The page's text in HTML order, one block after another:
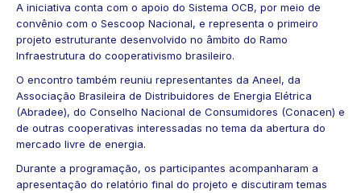
A iniciativa conta com o apoio do Sistema OCB, por meio de
convênio com o Sescoop Nacional, e representa o primeiro
projeto estruturante desenvolvido no âmbito do Ramo
Infraestrutura do cooperativismo brasileiro.
O encontro também reuniu representantes da Aneel, da
Associação Brasileira de Distribuidores de Energia Elétrica
(Abradee), do Conselho Nacional de Consumidores (Conacen) e
de outras cooperativas interessadas no tema da abertura do
mercado livre de energia.
Durante a programação, os participantes acompanharam a
apresentação do relatório final do projeto e discutiram temas